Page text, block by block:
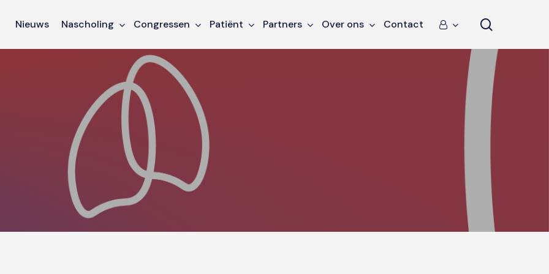
Nieuws Nascholing Congressen Patiënt Partners Over ons Contact